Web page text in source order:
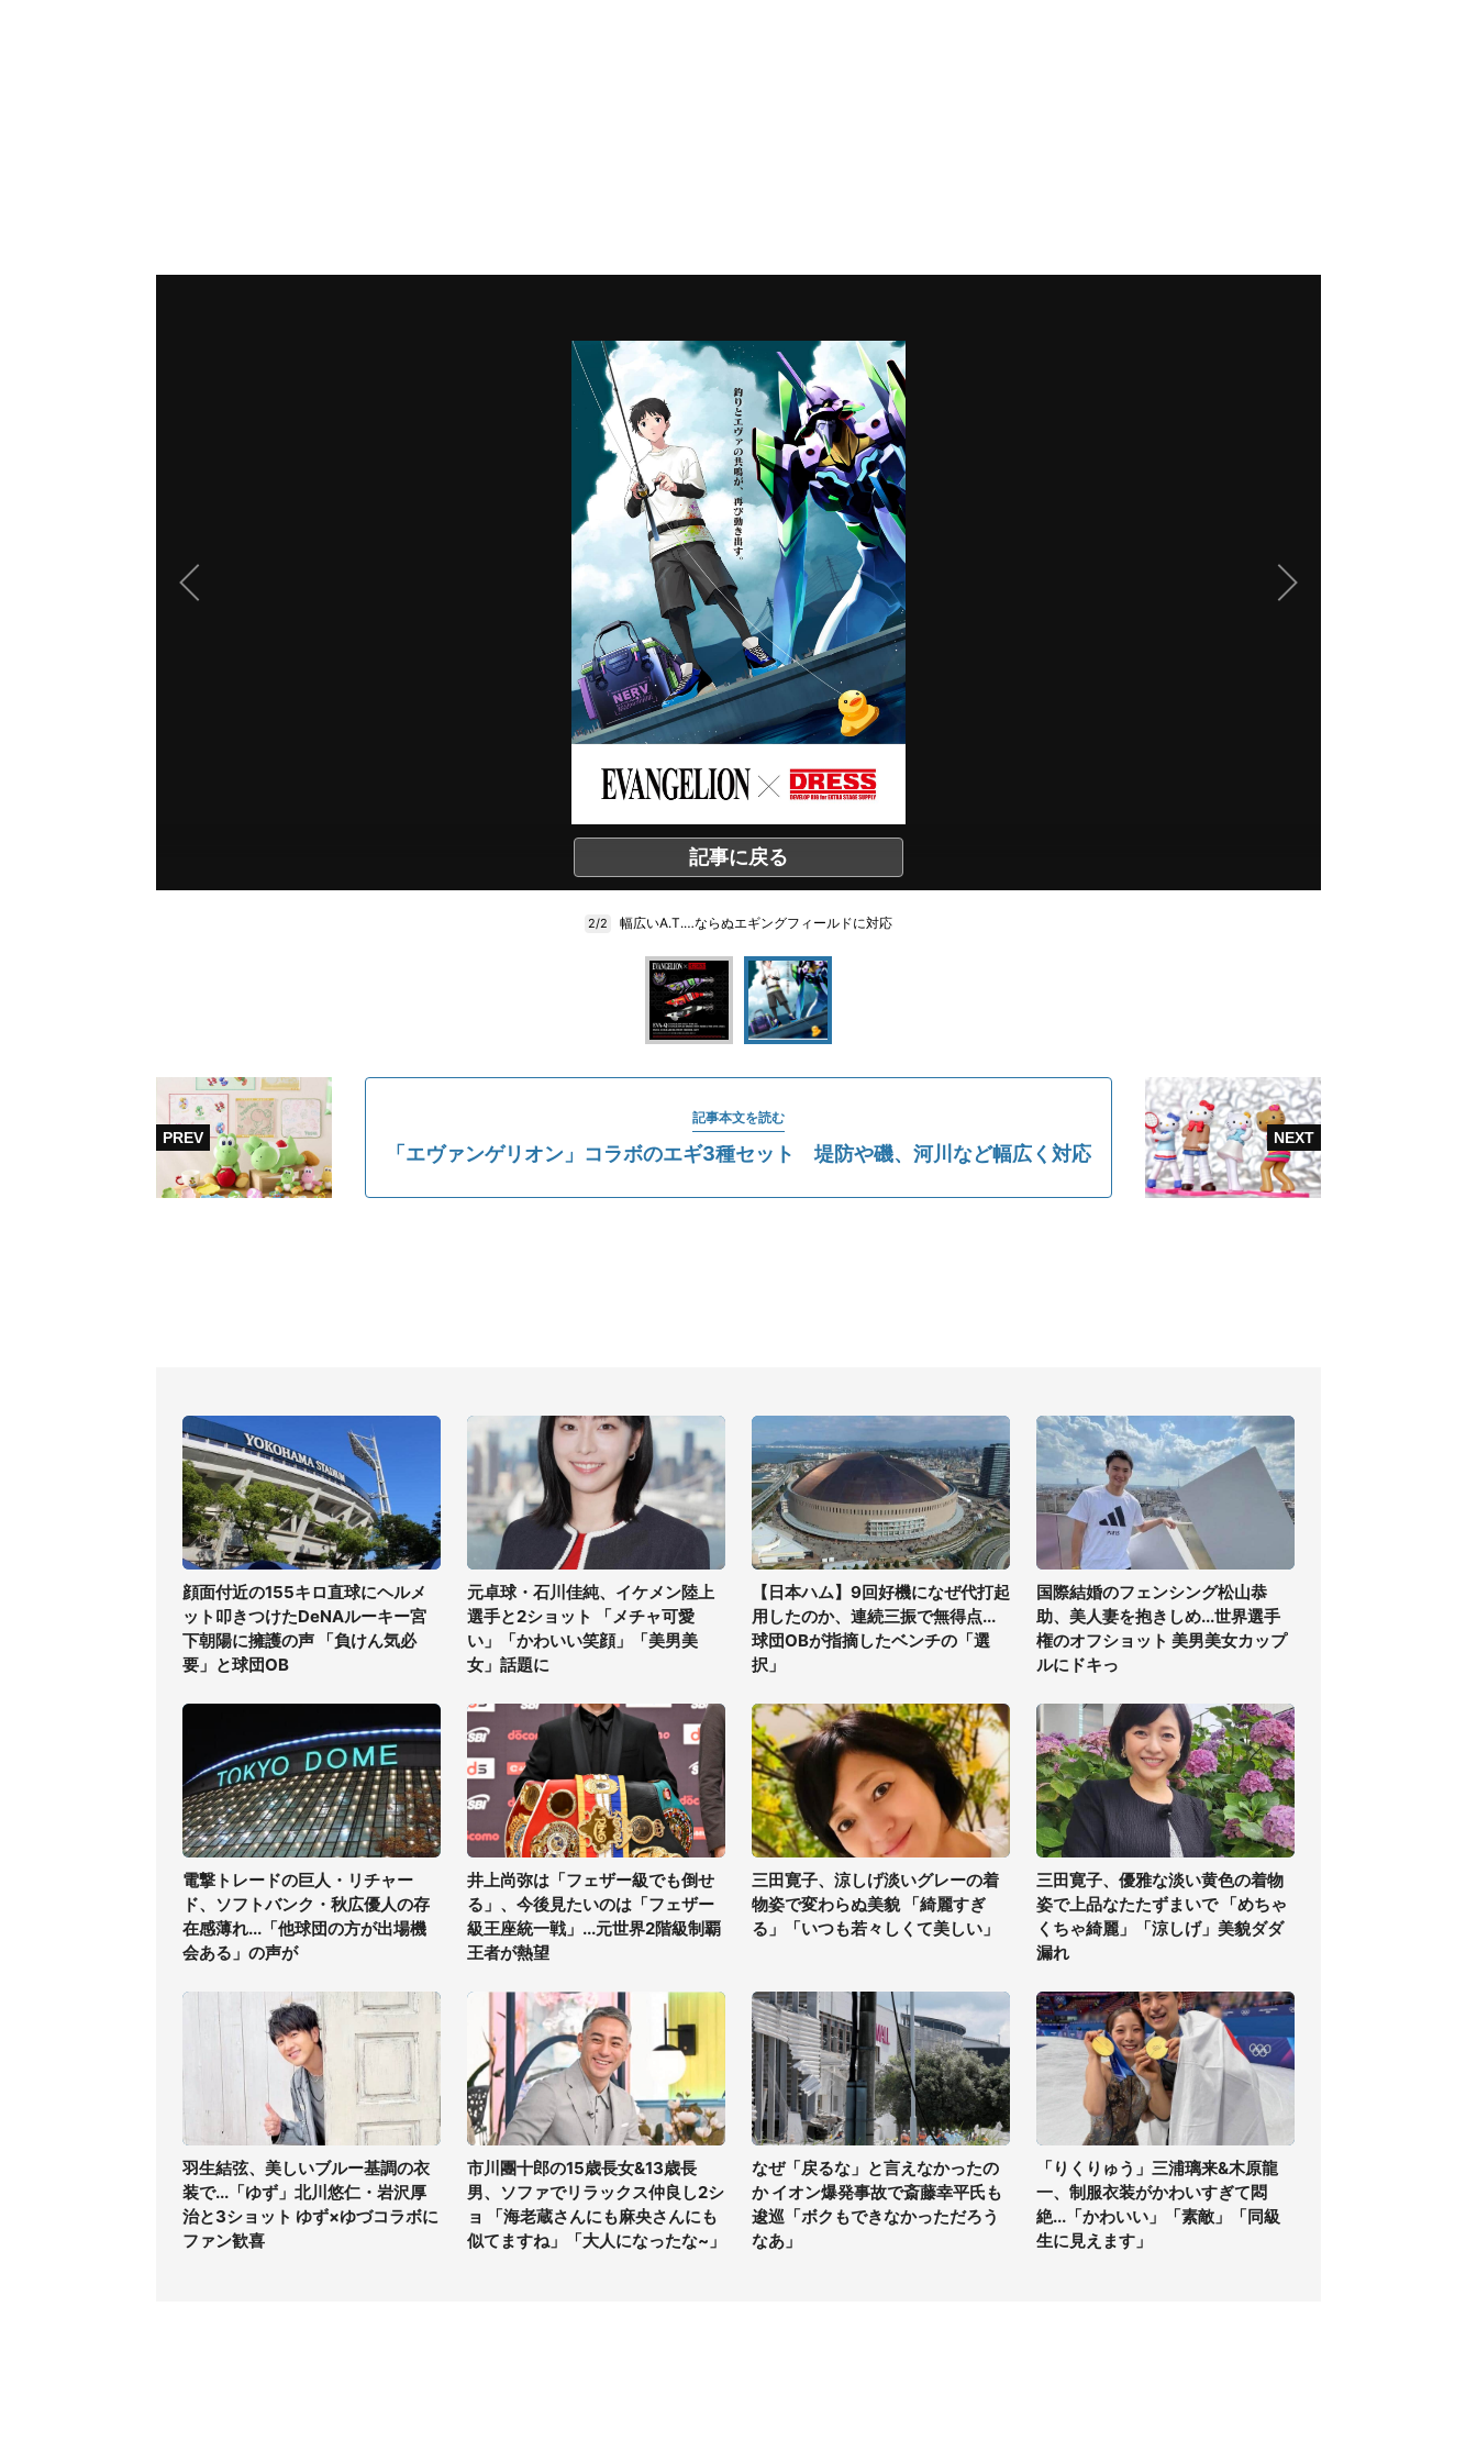
記事に戻る
2/2 幅広いA.T.…ならぬエギングフィールドに対応
記事本文を読む
「エヴァンゲリオン」コラボのエギ3種セット 堤防や磯、河川など幅広く対応
顔面付近の155キロ直球にヘルメ
ット叩きつけたDeNAルーキー宮
下朝陽に擁護の声 「負けん気必
要」と球団OB
元卓球・石川佳純、イケメン陸上
選手と2ショット 「メチャ可愛
い」「かわいい笑顔」「美男美
女」話題に
【日本ハム】9回好機になぜ代打起
用したのか、連続三振で無得点...
球団OBが指摘したベンチの「選
択」
国際結婚のフェンシング松山恭
助、美人妻を抱きしめ...世界選手
権のオフショット 美男美女カップ
ルにドキっ
電撃トレードの巨人・リチャー
ド、ソフトバンク・秋広優人の存
在感薄れ...「他球団の方が出場機
会ある」の声が
井上尚弥は「フェザー級でも倒せ
る」、今後見たいのは「フェザー
級王座統一戦」...元世界2階級制覇
王者が熱望
三田寛子、涼しげ淡いグレーの着
物姿で変わらぬ美貌 「綺麗すぎ
る」「いつも若々しくて美しい」
三田寛子、優雅な淡い黄色の着物
姿で上品なたたずまいで 「めちゃ
くちゃ綺麗」「涼しげ」美貌ダダ
漏れ
羽生結弦、美しいブルー基調の衣
装で...「ゆず」北川悠仁・岩沢厚
治と3ショット ゆず×ゆづコラボに
ファン歓喜
市川團十郎の15歳長女&13歳長
男、ソファでリラックス仲良し2シ
ョ 「海老蔵さんにも麻央さんにも
似てますね」「大人になったな~」
なぜ「戻るな」と言えなかったの
か イオン爆発事故で斎藤幸平氏も
逡巡「ボクもできなかっただろう
なあ」
「りくりゅう」三浦璃来&木原龍
一、制服衣装がかわいすぎて悶
絶...「かわいい」「素敵」「同級
生に見えます」